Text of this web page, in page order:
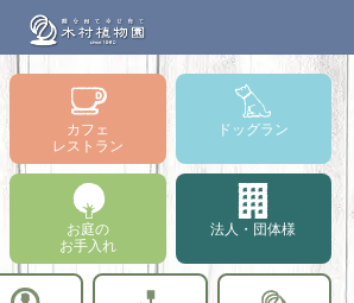
カフェ
レストラン
ドッグラン
お庭の
お手入れ
法人・団体様